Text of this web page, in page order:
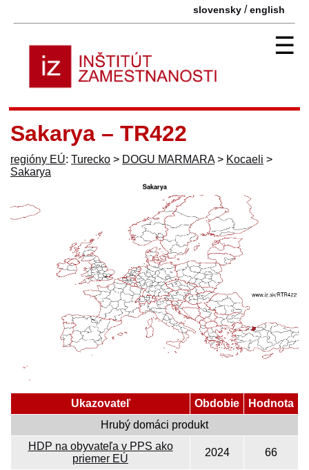
slovensky /english
☰
Sakarya – TR422
regióny EÚ: Turecko > DOGU MARMARA> Kocaeli >
Sakarya
Ukazovateľ Obdobie
Hodnota
Hrubý domáci produkt
HDP na obyvateľa v PPS ako
priemer EÚ
2024 66